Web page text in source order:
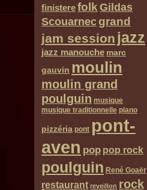
finisterefolk Gildas
Scouarnecgrand
jam session jazz
jazz manouche marc
gauvin moulin
moulin grand
poulguin musique
musique traditionnelle piano
pizzéria pont pont-
aven pop pop rock
poulguin René Goaër
restaurant reveillon rock